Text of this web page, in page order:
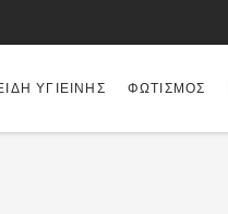
ΥΓΙΕΙΝΗΣ ΦΩΤΙΣΜΌΣ